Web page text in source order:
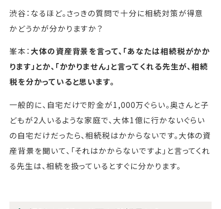
渋谷：なるほど。さっきの質問で十分に相続対策が得意
かどうかが分かりますか？
峯本： 大体の資産背景を言って、「あなたは相続税がかか
ります」とか、「かかりません」と言ってくれる先生が、相続
税を分かっていると思います。
一般的に、自宅だけで貯金が1,000万ぐらい。奥さんと子
どもが2人いるような家庭で、大体1億に行かないぐらい
の自宅だけだったら、相続税はかからないです。大体の資
産背景を聞いて、「それはかからないですよ」と言ってくれ
る先生は、相続を扱っているとすぐに分かります。